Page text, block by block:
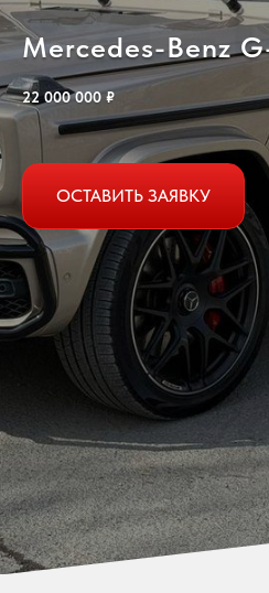
Mercedes-Benz
22 000 000 ₽
ОСТАВИТЬ ЗАЯВКУ